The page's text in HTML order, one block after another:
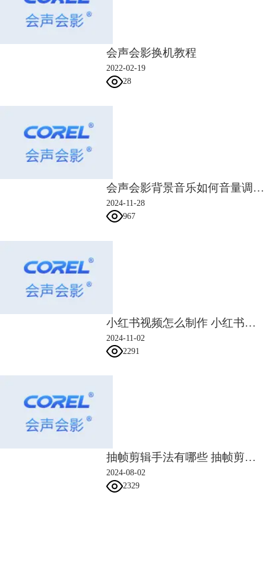
会声会影换机教程
2022-02-19
28
会声会影背景音乐如何音量调低 会声会影背景音乐的淡出效果
2024-11-28
967
小红书视频怎么制作 小红书怎么制作视频需要什么设备
2024-11-02
2291
抽帧剪辑手法有哪些 抽帧剪辑可以防止被判搬运么
2024-08-02
2329